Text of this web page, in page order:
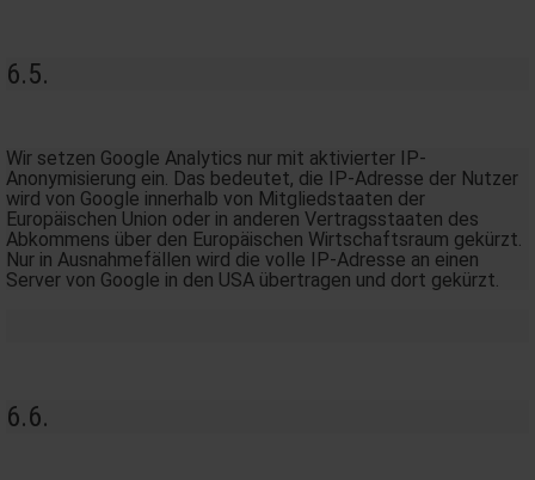
6.5.
Wir setzen Google Analytics nur mit aktivierter IP-
Anonymisierung ein. Das bedeutet, die IP-Adresse der Nutzer
wird von Google innerhalb von Mitgliedstaaten der
Europäischen Union oder in anderen Vertragsstaaten des
Abkommens über den Europäischen Wirtschaftsraum gekürzt.
Nur in Ausnahmefällen wird die volle IP-Adresse an einen
Server von Google in den USA übertragen und dort gekürzt.
6.6.